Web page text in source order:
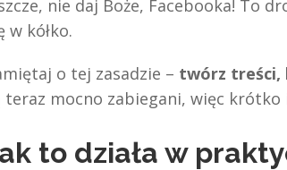
nie daj Boże, Facebooka! To
w kółko.
o tej zasadzie – twórz treści,
teraz mocno zabiegani, więc krótko
to działa w